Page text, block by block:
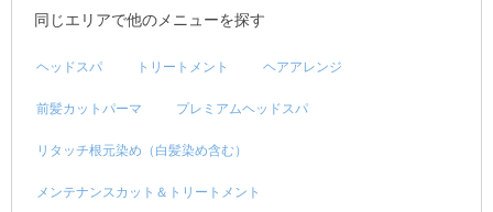
同じエリアで他のメニューを探す
ヘッドスパ トリートメント ヘアアレンジ
前髪カットパーマ プレミアムヘッドスパ
リタッチ根元染め（白髪染め含む）
メンテナンスカット＆トリートメント